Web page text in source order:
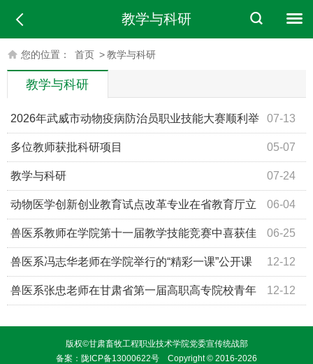
教学与科研
您的位置： 首页 >教学与科研
教学与科研
07-13
2026年武威市动物疫病防治员职业技能大赛顺利举
办 05-07
多位教师获批科研项目
07-24
教学与科研
06-04
动物医学创新创业教育试点改革专业在省教育厅立
项 06-25
兽医系教师在学院第十一届教学技能竞赛中喜获佳
绩 12-12
兽医系冯志华老师在学院举行的“精彩一课”公开课
教学展示活动中荣获二等奖 12-12
兽医系张忠老师在甘肃省第一届高职高专院校青年
版权©甘肃畜牧工程职业技术学院党委宣传统战部
备案： 陇ICP备13000622号 Copyright © 2016-2026